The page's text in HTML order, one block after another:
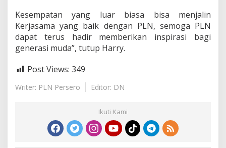
Kesempatan yang luar biasa bisa menjalin
Kerjasama yang baik dengan PLN, semoga PLN
dapat terus hadir memberikan inspirasi bagi
generasi muda”, tutup Harry.
Post Views: 349
Writer: PLN Persero Editor: DN
Ikuti Kami